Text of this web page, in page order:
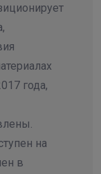
года,
на
в